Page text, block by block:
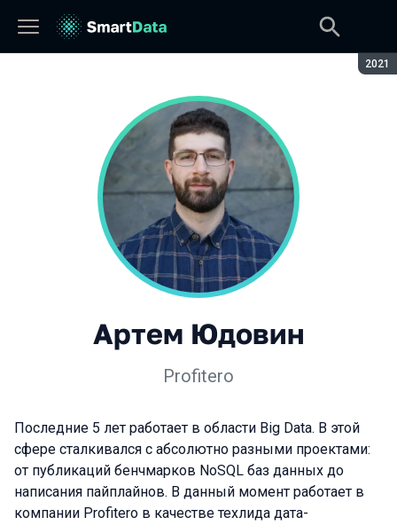
2021
Артем Юдовин
Profitero
Последние 5 лет работает в области Big Data. В этой
сфере сталкивался с абсолютно разными проектами:
от публикаций бенчмарков NoSQL баз данных до
написания пайплайнов. В данный момент работает в
компании Profitero в качестве техлида дата-